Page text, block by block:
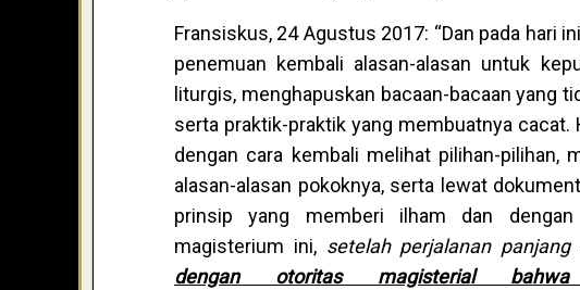
Fransiskus, 24 Agustus 2017: “Dan pada hari
penemuan kembali alasan-alasan untuk
liturgis, menghapuskan bacaan-bacaan yang
serta praktik-praktik yang membuatnya
dengan cara kembali melihat pilihan-pilihan,
alasan-alasan pokoknya, serta lewat
prinsip yang memberi ilham dan
magisterium ini, setelah perjalanan
dengan otoritas magisterial